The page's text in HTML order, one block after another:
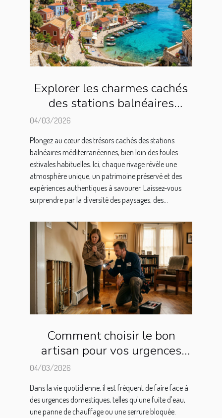
Explorer les charmes cachés
des stations balnéaires
méditerranéennes
04/03/2026
Plongez au cœur des trésors cachés des stations
balnéaires méditerranéennes, bien loin des foules
estivales habituelles. Ici, chaque rivage révèle une
atmosphère unique, un patrimoine préservé et des
expériences authentiques à savourer. Laissez-vous
surprendre par la diversité des paysages, des...
Comment choisir le bon
artisan pour vos urgences
04/03/2026
Dans la vie quotidienne, il est fréquent de faire face à
des urgences domestiques, telles qu'une fuite d'eau,
une panne de chauffage ou une serrure bloquée.